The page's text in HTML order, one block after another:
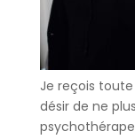
Je reçois
désir de ne